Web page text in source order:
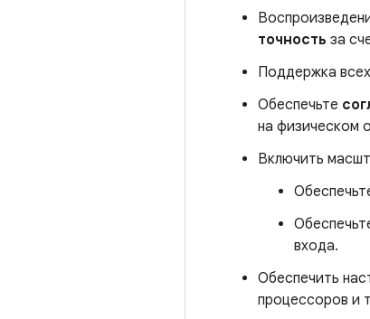
точность за
Поддержка
Обеспечьте
на физическом
Включить
входа.
Обеспечить
процессоров и